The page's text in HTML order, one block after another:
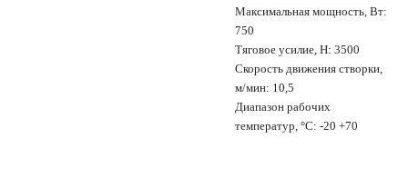
Максимальная мощность, Вт:
750
Тяговое усилие, Н: 3500
Скорость движения створки,
м/мин: 10,5
Диапазон рабочих
температур, °С: -20 +70